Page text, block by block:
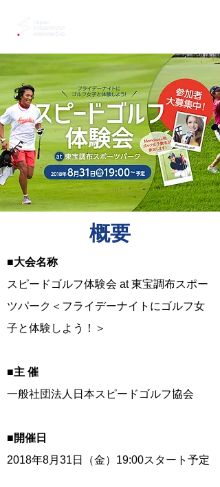
​概要
■大会名称
スピードゴルフ体験会 at 東宝調布スポー
ツパーク＜フライデーナイトにゴルフ女
子と体験しよう！＞
■主 催
一般社団法人日本スピードゴルフ協会
■開催日
2018年8月31日（金）19:00スタート予定